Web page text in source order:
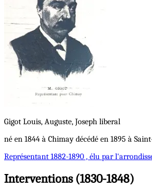
Gigot Louis, Auguste, Joseph liberal
né en 1844 à Chimay décédé en 1895 à
Représentant 1882-1890 , élu par
Interventions (1830-1848)